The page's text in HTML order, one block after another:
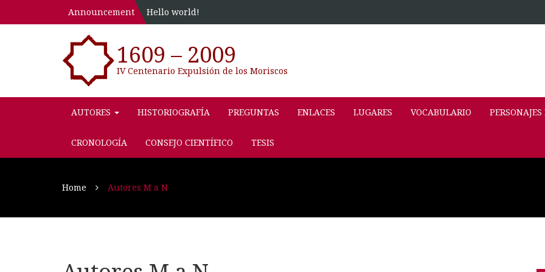
Announcement Hello world!
1609 – 2009
IV Centenario Expulsión de los Moriscos
AUTORES HISTORIOGRAFÍA PREGUNTAS ENLACES LUGARES VOCABULARIO
CRONOLOGÍA CONSEJO CIENTÍFICO TESIS
Home Autores M a N